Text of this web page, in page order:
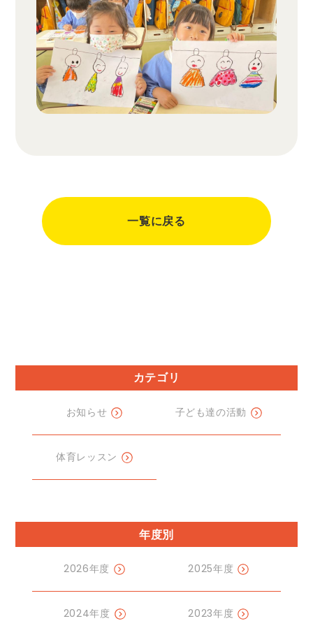
カテゴリ
お知らせ 子ども達の活動
体育レッスン
年度別
2026年度 2025年度
2024年度 2023年度
一覧に戻る